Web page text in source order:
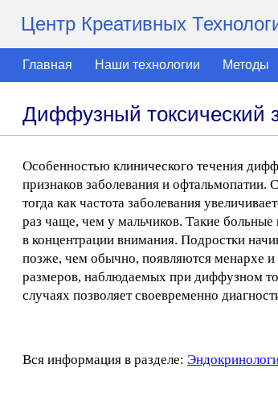
Центр Креативных
Главная Наши технологии Методы
Диффузный токсический
Особенностью клинического течения
признаков заболевания и офтальмопатии.
тогда как частота заболевания
раз чаще, чем у мальчиков. Такие
в концентрации внимания. Подростки
позже, чем обычно, появляются менархе и
размеров, наблюдаемых при диффузном
случаях позволяет своевременно
Вся информация в разделе: